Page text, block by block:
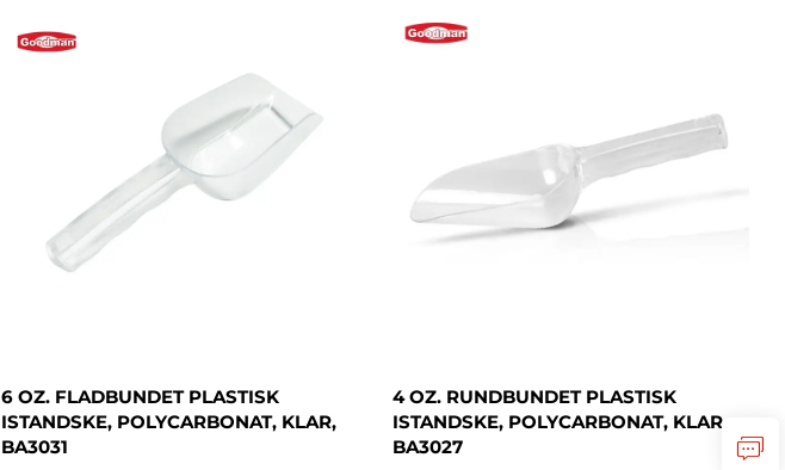
6 OZ. FLADBUNDET PLASTISK
ISTANDSKE, POLYCARBONAT, KLAR,
BA3031
4 OZ. RUNDBUNDET PLASTISK
ISTANDSKE, POLYCARBONAT, KLAR,
BA3027